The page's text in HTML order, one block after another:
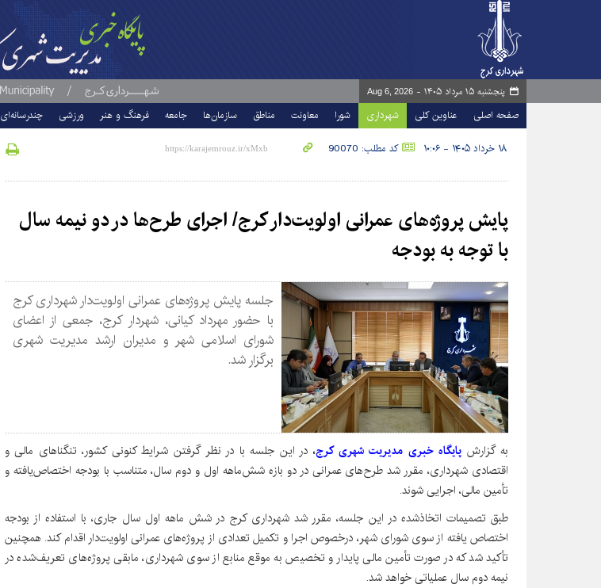
پنجشنبه ۱۵ مرداد ۱۴۰۵ - Aug 6, 2026
صفحه اصلی عناوین کلی شهرداری شورا معاونت مناطق سازمان‌ها جامعه فرهنگ و هنر ورزشی چندرسانه‌ای
۱۸ خرداد ۱۴۰۵ - ۱۰:۰۶ کد مطلب: 90070
پایش پروژه‌های عمرانی اولویت‌دار کرج/ اجرای طرح‌ها در دو نیمه سال
با توجه به بودجه
جلسه پایش پروژه‌های عمرانی اولویت‌دار شهرداری کرج
با حضور مهرداد کیانی، شهردار کرج، جمعی از اعضای
شورای اسلامی شهر و مدیران ارشد مدیریت شهری
برگزار شد.
به گزارش پایگاه خبری مدیریت شهری کرج، در این جلسه با در نظر گرفتن شرایط کنونی کشور، تنگناهای مالی و
اقتصادی شهرداری، مقرر شد طرح‌های عمرانی در دو بازه شش‌ماهه اول و دوم سال، متناسب با بودجه اختصاص‌یافته و
تأمین مالی، اجرایی شوند.
طبق تصمیمات اتخاذشده در این جلسه، مقرر شد شهرداری کرج در شش ماهه اول سال جاری، با استفاده از بودجه
اختصاص‌ یافته از سوی شورای شهر، درخصوص اجرا و تکمیل تعدادی از پروژه‌های عمرانی اولویت‌دار اقدام کند. همچنین
تأکید شد که در صورت تأمین مالی پایدار و تخصیص به موقع منابع از سوی شهرداری، مابقی پروژه‌های تعریف‌شده در
نیمه دوم سال عملیاتی خواهد شد.